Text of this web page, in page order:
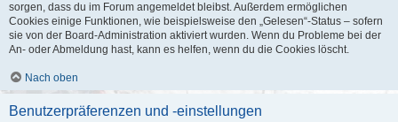
sorgen, dass du im Forum angemeldet bleibst. Außerdem ermöglichen
Cookies einige Funktionen, wie beispielsweise den „Gelesen“-Status – sofern
sie von der Board-Administration aktiviert wurden. Wenn du Probleme bei der
An- oder Abmeldung hast, kann es helfen, wenn du die Cookies löscht.
Nach oben
Benutzerpräferenzen und -einstellungen